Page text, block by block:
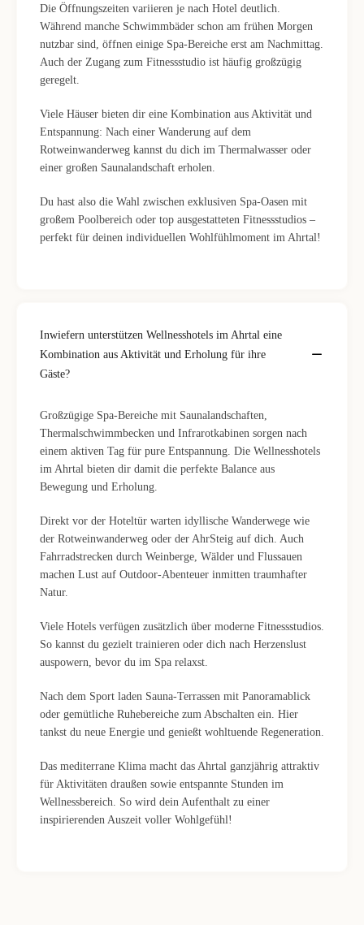
Die Öffnungszeiten variieren je nach Hotel deutlich.
Während manche Schwimmbäder schon am frühen Morgen
nutzbar sind, öffnen einige Spa-Bereiche erst am Nachmittag.
Auch der Zugang zum Fitnessstudio ist häufig großzügig
geregelt.
Viele Häuser bieten dir eine Kombination aus Aktivität und
Entspannung: Nach einer Wanderung auf dem
Rotweinwanderweg kannst du dich im Thermalwasser oder
einer großen Saunalandschaft erholen.
Du hast also die Wahl zwischen exklusiven Spa-Oasen mit
großem Poolbereich oder top ausgestatteten Fitnessstudios –
perfekt für deinen individuellen Wohlfühlmoment im Ahrtal!
Inwiefern unterstützen Wellnesshotels im Ahrtal eine
Kombination aus Aktivität und Erholung für ihre
Gäste?
Großzügige Spa-Bereiche mit Saunalandschaften,
Thermalschwimmbecken und Infrarotkabinen sorgen nach
einem aktiven Tag für pure Entspannung. Die Wellnesshotels
im Ahrtal bieten dir damit die perfekte Balance aus
Bewegung und Erholung.
Direkt vor der Hoteltür warten idyllische Wanderwege wie
der Rotweinwanderweg oder der AhrSteig auf dich. Auch
Fahrradstrecken durch Weinberge, Wälder und Flussauen
machen Lust auf Outdoor-Abenteuer inmitten traumhafter
Natur.
Viele Hotels verfügen zusätzlich über moderne Fitnessstudios.
So kannst du gezielt trainieren oder dich nach Herzenslust
auspowern, bevor du im Spa relaxst.
Nach dem Sport laden Sauna-Terrassen mit Panoramablick
oder gemütliche Ruhebereiche zum Abschalten ein. Hier
tankst du neue Energie und genießt wohltuende Regeneration.
Das mediterrane Klima macht das Ahrtal ganzjährig attraktiv
für Aktivitäten draußen sowie entspannte Stunden im
Wellnessbereich. So wird dein Aufenthalt zu einer
inspirierenden Auszeit voller Wohlgefühl!